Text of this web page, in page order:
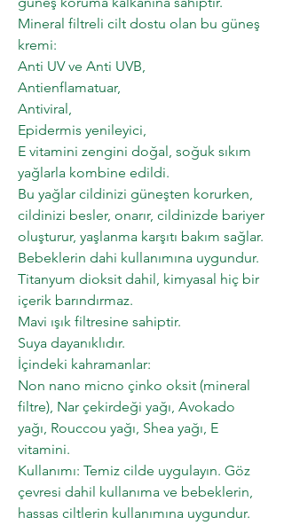
Mineral filtreli cilt dostu olan bu güneş
kremi:
Anti UV ve Anti UVB,
Antienflamatuar,
Antiviral,
Epidermis yenileyici,
E vitamini zengini doğal, soğuk sıkım
yağlarla kombine edildi.
Bu yağlar cildinizi güneşten korurken,
cildinizi besler, onarır, cildinizde bariyer
oluşturur, yaşlanma karşıtı bakım sağlar.
Bebeklerin dahi kullanımına uygundur.
Titanyum dioksit dahil, kimyasal hiç bir
içerik barındırmaz.
Mavi ışık filtresine sahiptir.
Suya dayanıklıdır.
İçindeki kahramanlar:
Non nano micno çinko oksit (mineral
filtre), Nar çekirdeği yağı, Avokado
yağı, Rouccou yağı, Shea yağı, E
vitamini.
Kullanımı: Temiz cilde uygulayın. Göz
çevresi dahil kullanıma ve bebeklerin,
hassas ciltlerin kullanımına uygundur.